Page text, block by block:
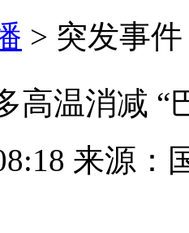
> 突发事件
高温消减 “
来源：